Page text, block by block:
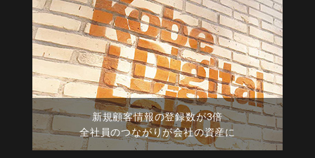
新規顧客情報の登録数が3倍
全社員のつながりが会社の資産に